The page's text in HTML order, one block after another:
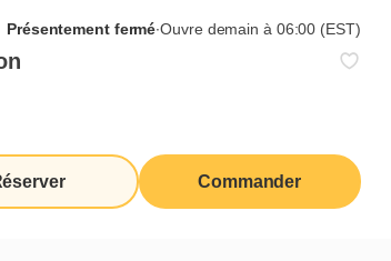
Présentement fermé∙Ouvre demain à 06:00 (EST)
Commander
ils sont
à la Régie
être soumis